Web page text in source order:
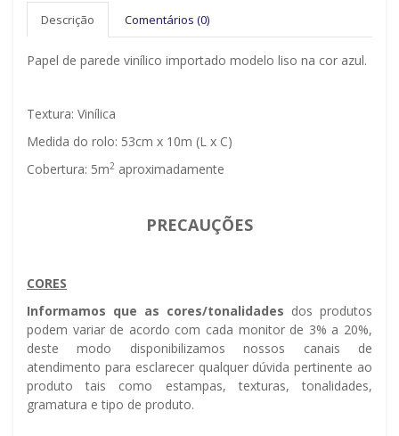
Descrição Comentários (0)
Papel de parede vinílico importado modelo liso na cor azul.
Textura: Vinílica
Medida do rolo: 53cm x 10m (L x C)
Cobertura: 5m2 aproximadamente
PRECAUÇÕES
CORES
Informamos que as cores/tonalidades dos produtos
podem variar de acordo com cada monitor de 3% a 20%,
deste modo disponibilizamos nossos canais de
atendimento para esclarecer qualquer dúvida pertinente ao
produto tais como estampas, texturas, tonalidades,
gramatura e tipo de produto.